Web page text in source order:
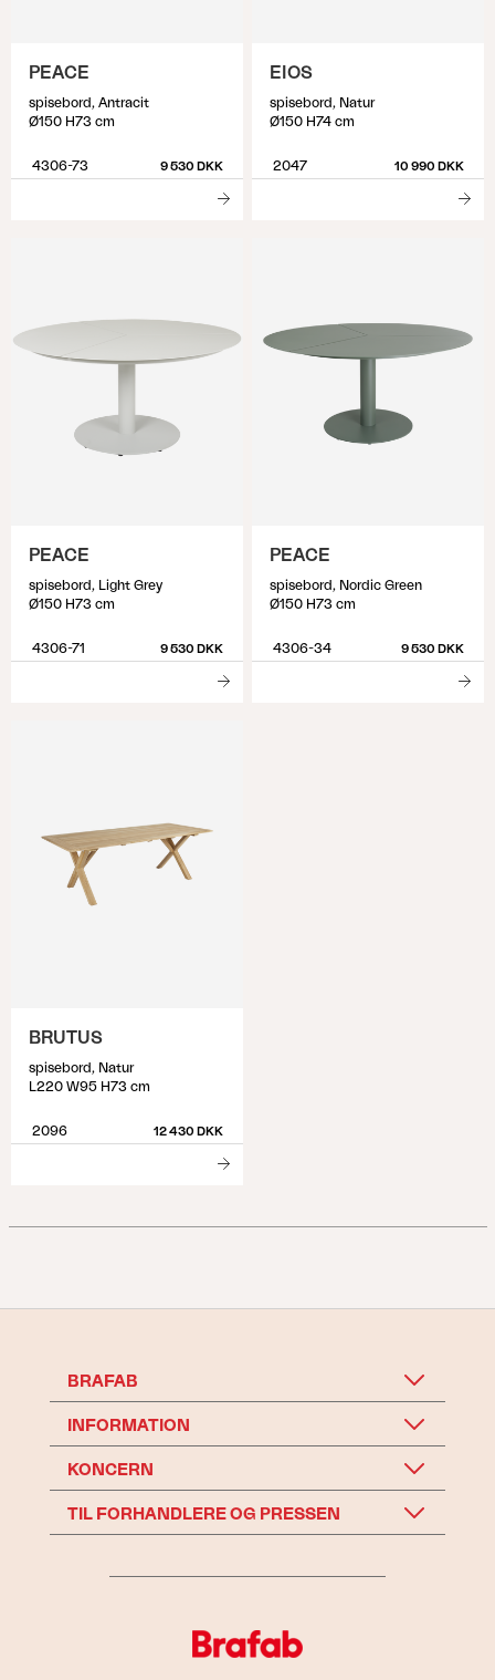
PEACE
spisebord, Antracit
Ø150 H73 cm
4306-73 9 530 DKK
EIOS
spisebord, Natur
Ø150 H74 cm
2047 10 990 DKK
PEACE
spisebord, Light Grey
Ø150 H73 cm
4306-71 9 530 DKK
PEACE
spisebord, Nordic Green
Ø150 H73 cm
4306-34 9 530 DKK
BRUTUS
spisebord, Natur
L220 W95 H73 cm
2096 12 430 DKK
BRAFAB
INFORMATION
KONCERN
TIL FORHANDLERE OG PRESSEN